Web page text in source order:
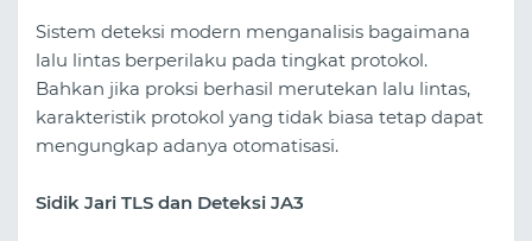
Sistem deteksi modern menganalisis bagaimana
lalu lintas berperilaku pada tingkat protokol.
Bahkan jika proksi berhasil merutekan lalu lintas,
karakteristik protokol yang tidak biasa tetap dapat
mengungkap adanya otomatisasi.
Sidik Jari TLS dan Deteksi JA3